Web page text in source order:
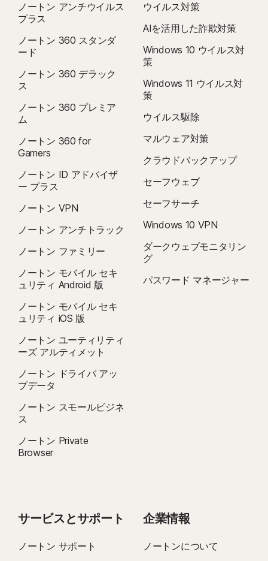
ノートン アンチウイルス
プラス
ノートン 360 スタンダ
ード
ノートン 360 デラック
ス
ノートン 360 プレミア
ム
ノートン 360 for
Gamers
ノートン ID アドバイザ
ー プラス
ノートン VPN
ノートン アンチトラック
ノートン ファミリー
ノートン モバイル セキ
ュリティ Android 版
ノートン モバイル セキ
ュリティ iOS 版
ノートン ユーティリティ
ーズ アルティメット
ノートン ドライバ アッ
プデータ
ノートン スモールビジネ
ス
ノートン Private
Browser
ウイルス対策
AIを活用した詐欺対策
Windows 10 ウイルス対
策
Windows 11 ウイルス対
策
ウイルス駆除
マルウェア対策
クラウドバックアップ
セーフウェブ
セーフサーチ
Windows 10 VPN
ダークウェブモニタリン
グ
パスワード マネージャー
サービスとサポート
ノートン サポート
企業情報
ノートンについて